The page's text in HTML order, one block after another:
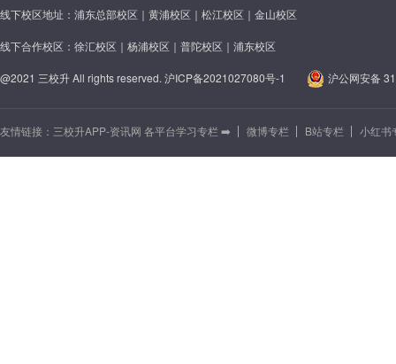
线下校区地址：浦东总部校区｜黄浦校区｜松江校区｜金山校区
线下合作校区：徐汇校区｜杨浦校区｜普陀校区｜浦东校区
@2021 三校升 All rights reserved. 沪ICP备2021027080号-1 沪公网安备
友情链接： 三校升APP-资讯网 各平台学习专栏 ➡️ 微博专栏 B站专栏 小红书